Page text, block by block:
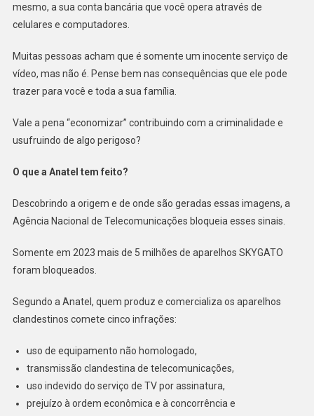
mesmo, a sua conta bancária que você opera através de
celulares e computadores.
Muitas pessoas acham que é somente um inocente serviço de
vídeo, mas não é. Pense bem nas consequências que ele pode
trazer para você e toda a sua família.
Vale a pena “economizar” contribuindo com a criminalidade e
usufruindo de algo perigoso?
O que a Anatel tem feito?
Descobrindo a origem e de onde são geradas essas imagens, a
Agência Nacional de Telecomunicações bloqueia esses sinais.
Somente em 2023 mais de 5 milhões de aparelhos SKYGATO
foram bloqueados.
Segundo a Anatel, quem produz e comercializa os aparelhos
clandestinos comete cinco infrações:
uso de equipamento não homologado,
transmissão clandestina de telecomunicações,
uso indevido do serviço de TV por assinatura,
prejuízo à ordem econômica e à concorrência e